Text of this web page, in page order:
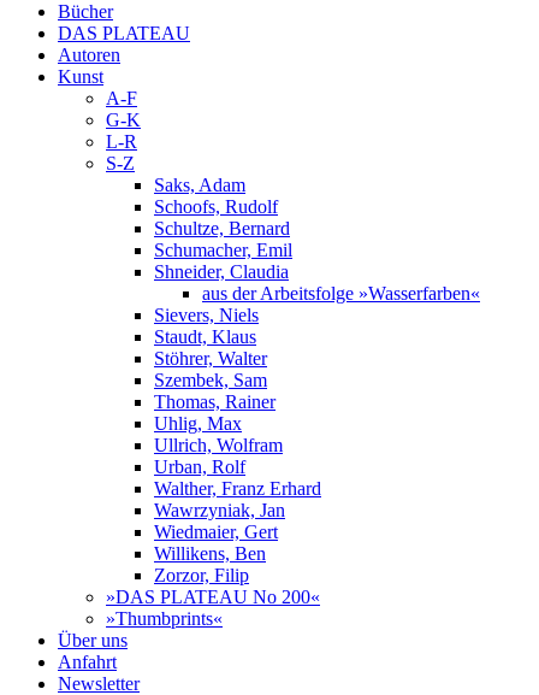
Bücher
DAS PLATEAU
Autoren
Kunst
A-F
G-K
L-R
S-Z
Saks, Adam
Schoofs, Rudolf
Schultze, Bernard
Schumacher, Emil
Shneider, Claudia
aus der Arbeitsfolge »Wasserfarben«
Sievers, Niels
Staudt, Klaus
Stöhrer, Walter
Szembek, Sam
Thomas, Rainer
Uhlig, Max
Ullrich, Wolfram
Urban, Rolf
Walther, Franz Erhard
Wawrzyniak, Jan
Wiedmaier, Gert
Willikens, Ben
Zorzor, Filip
»DAS PLATEAU No 200«
»Thumbprints«
Über uns
Anfahrt
Newsletter